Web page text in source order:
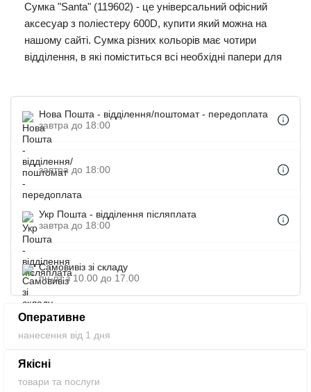
Сумка "Santa" (119602) - це універсальний офісний
аксесуар з поліестеру 600D, купити який можна на
нашому сайті. Сумка різних кольорів має чотири
відділення, в які поміститься всі необхідні папери для
фірмову символіку у вигляді логотипу або напису.
Брендовані сумки відмінно підійдуть в якості
подарунка співробітникам компанії і підкреслять їх
значимість. Друк на сумках оптом-це вигідне
Нова Пошта - відділення/поштомат - передоплата
завтра до 18:00
завтра до 18:00
Укр Пошта - відділення післяплата
завтра до 18:00
Самовивіз зі складу
пн-пт з 10.00 до 17.00
Оперативне
нанесення від 1 дня
Якісні
товари та послуги